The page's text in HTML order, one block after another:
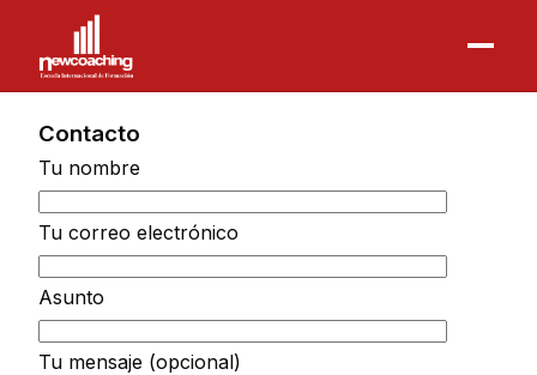
Contacto
Tu nombre
Tu correo electrónico
Asunto
Tu mensaje (opcional)